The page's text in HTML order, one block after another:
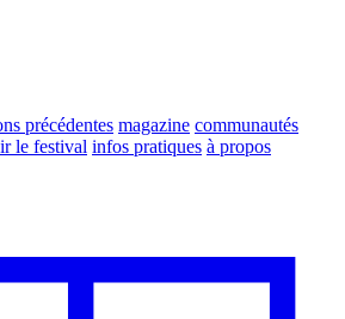
précédentes magazine communautés
le festival infos pratiques à propos